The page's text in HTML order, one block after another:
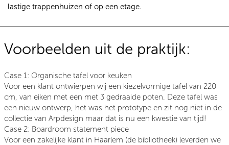
lastige trappenhuizen of op een etage.
Voorbeelden uit de praktijk:
Case 1: Organische tafel voor keuken
Voor een klant ontwierpen wij een kiezelvormige tafel van 220
cm, van eiken met een met 3 gedraaide poten. Deze tafel was
een nieuw ontwerp, het was het prototype en zit nog niet in de
collectie van Arpdesign maar dat is nu een kwestie van tijd!
Case 2: Boardroom statement piece
Voor een zakelijke klant in Haarlem (de bibliotheek) leverden we